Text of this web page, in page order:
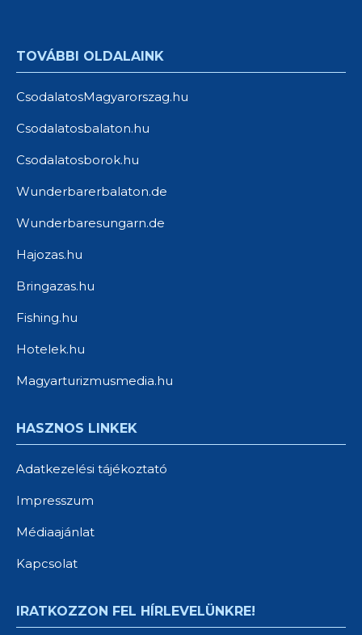
TOVÁBBI OLDALAINK
CsodalatosMagyarorszag.hu
Csodalatosbalaton.hu
Csodalatosborok.hu
Wunderbarerbalaton.de
Wunderbaresungarn.de
Hajozas.hu
Bringazas.hu
Fishing.hu
Hotelek.hu
Magyarturizmusmedia.hu
HASZNOS LINKEK
Adatkezelési tájékoztató
Impresszum
Médiaajánlat
Kapcsolat
IRATKOZZON FEL HÍRLEVELÜNKRE!